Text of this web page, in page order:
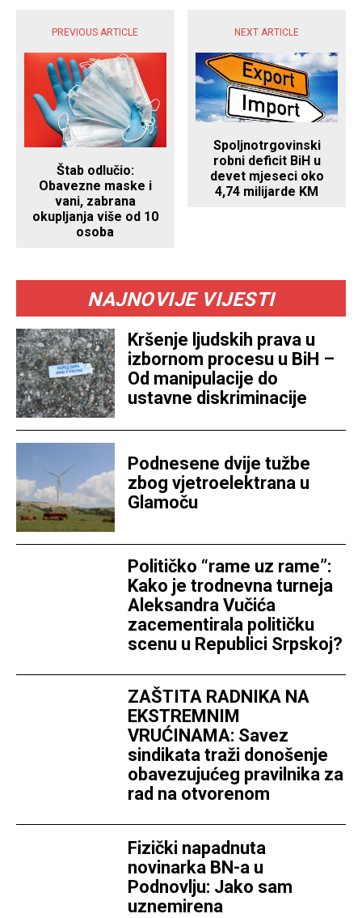
PREVIOUS ARTICLE
Štab odlučio:
Obavezne maske i
vani, zabrana
okupljanja više od 10
osoba
NEXT ARTICLE
Spoljnotrgovinski
robni deficit BiH u
devet mjeseci oko
4,74 milijarde KM
NAJNOVIJE VIJESTI
Kršenje ljudskih prava u
izbornom procesu u BiH –
Od manipulacije do
ustavne diskriminacije
Podnesene dvije tužbe
zbog vjetroelektrana u
Glamoču
Političko “rame uz rame”:
Kako je trodnevna turneja
Aleksandra Vučića
zacementirala političku
scenu u Republici Srpskoj?
ZAŠTITA RADNIKA NA
EKSTREMNIM
VRUĆINAMA: Savez
sindikata traži donošenje
obavezujućeg pravilnika za
rad na otvorenom
Fizički napadnuta
novinarka BN-a u
Podnovlju: Jako sam
uznemirena